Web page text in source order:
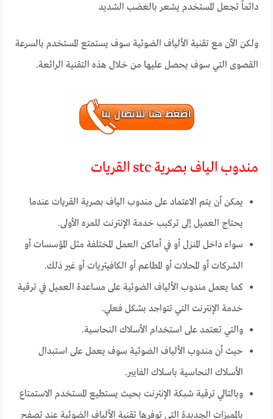
دائماً تجعل المستخدم يشعر بالغضب الشديد
ولكن الآن مع تقنية الألياف الضوئية سوف يستمتع المستخدم بالسرعة
القصوى التي سوف يحصل عليها من خلال هذه التقنية الرائعة.
مندوب الياف بصرية stc القريات
يمكن أن يتم الاعتماد على مندوب الياف بصرية القريات عندما
يحتاج العميل إلى تركيب خدمة الإنترنت للمره الأولى.
سواء داخل المنزل أو في أماكن العمل المختلفة مثل المؤسسات أو
الشركات أو المحلات أو المطاعم أو الكافيتريات أو غير ذلك.
كما يعمل مندوب الألياف الضوئية على مساعدة العميل في ترقية
خدمة الإنترنت التي تتواجد بشكل فعلي.
والتي تعتمد على استخدام الأسلاك النحاسية.
حيث أن مندوب الألياف الضوئية سوف يعمل على استبدال
الأسلاك النحاسية باسلاك الفايبر.
وبالتالي ترقية شبكة الإنترنت بحيث يستطيع المستخدم الاستمتاع
بالمميزات الجديدة التي توفرها تقنية الألياف الضوئية عند تصفح